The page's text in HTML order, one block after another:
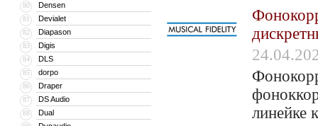
80 Densen
81 Devialet
82 Diapason
83 Digis
84 DLS
85 dorpo
86 Draper
87 DS Audio
88 Dual
линейке